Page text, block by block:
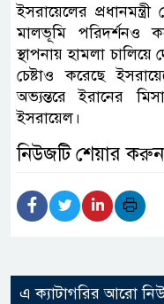
ইসরায়েলের
মালভূমি পরিদর্শনও
স্থাপনায় হামলা
চেষ্টাও করেছে
অভ্যন্তরে ইরানের
ইসরায়েল।
নিউজটি শেয়ার করুন
এ ক্যাটাগরির আরো